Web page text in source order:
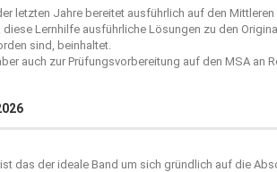
letzten Jahre bereitet ausführlich auf den
Lernhilfe ausführliche Lösungen zu den
sind, beinhaltet.
auch zur Prüfungsvorbereitung auf den MSA an
das der ideale Band um sich gründlich auf die